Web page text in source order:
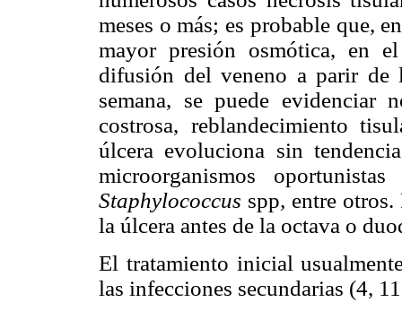
meses o más; es probable que,
mayor presión osmótica, en
difusión del veneno a parir
semana, se puede evidenciar
costrosa, reblandecimiento
úlcera evoluciona sin
microorganismos
Staphylococcus spp, entre otros.
la úlcera antes de la octava o
El tratamiento inicial
las infecciones secundarias (4,